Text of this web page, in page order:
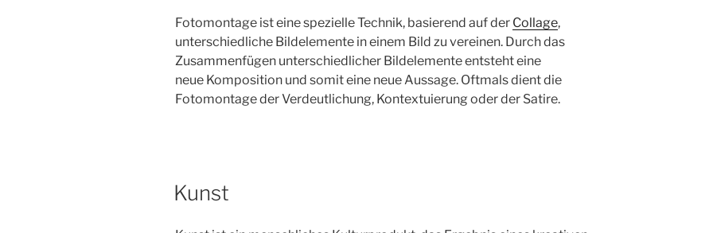
Fotomontage ist eine spezielle Technik, basierend auf der Collage,
unterschiedliche Bildelemente in einem Bild zu vereinen. Durch das
Zusammenfügen unterschiedlicher Bildelemente entsteht eine
neue Komposition und somit eine neue Aussage. Oftmals dient die
Fotomontage der Verdeutlichung, Kontextuierung oder der Satire.
Kunst